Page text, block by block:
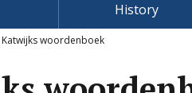
History
Katwijks woordenboek